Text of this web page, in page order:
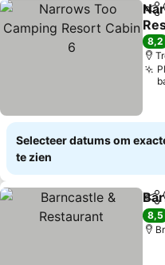
8,2
Selecteer datums om
te zien
8,5